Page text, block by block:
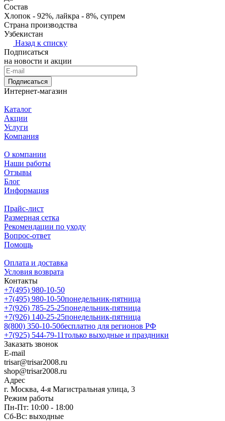
Состав
Хлопок - 92%, лайкра - 8%, супрем
Страна производства
Узбекистан
Назад к списку
Подписаться
на новости и акции
Подписаться
Интернет-магазин
Каталог
Акции
Услуги
Компания
О компании
Наши работы
Отзывы
Блог
Информация
Прайс-лист
Размерная сетка
Рекомендации по уходу
Вопрос-ответ
Помощь
Оплата и доставка
Условия возврата
Контакты
+7(495) 980-10-50
+7(495) 980-10-50понедельник-пятница
+7(926) 785-25-25понедельник-пятница
+7(926) 140-25-25понедельник-пятница
8(800) 350-10-50бесплатно для регионов РФ
+7(925) 544-79-11только выходные и праздники
Заказать звонок
E-mail
trisar@trisar2008.ru
shop@trisar2008.ru
Адрес
г. Москва, 4-я Магистральная улица, 3
Режим работы
Пн-Пт: 10:00 - 18:00
Сб-Вс: выходные